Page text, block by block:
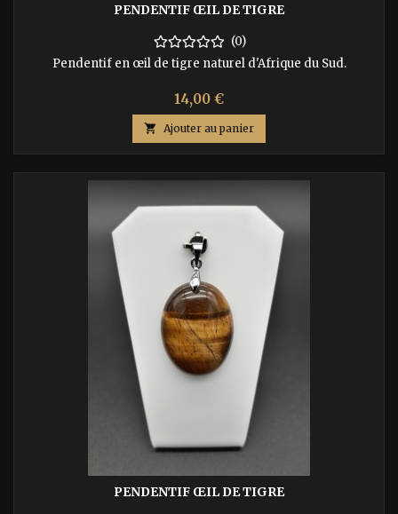
PENDENTIF ŒIL DE TIGRE
(0)
Pendentif en œil de tigre naturel d'Afrique du Sud.
Prix
14,00 €
 Ajouter au panier
PENDENTIF ŒIL DE TIGRE